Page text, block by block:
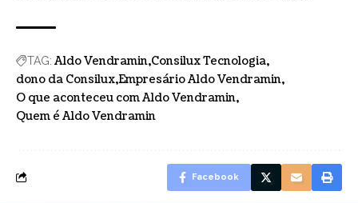
TAG: Aldo Vendramin Consilux Tecnologia
dono da Consilux Empresário Aldo Vendramin
O que aconteceu com Aldo Vendramin
Quem é Aldo Vendramin
Facebook